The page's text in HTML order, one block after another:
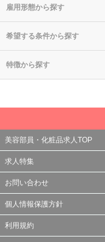
雇用形態から探す
希望する条件から探す
特徴から探す
美容部員・化粧品求人TOP
求人特集
お問い合わせ
個人情報保護方針
利用規約